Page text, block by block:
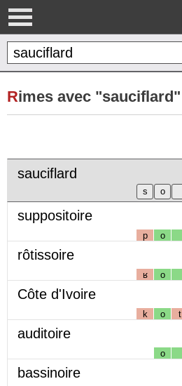
Rimes avec "sauciflard"
sauciflard
suppositoire
p o
rôtissoire
ʁ o
Côte d'Ivoire
k o t
auditoire
o
bassinoire